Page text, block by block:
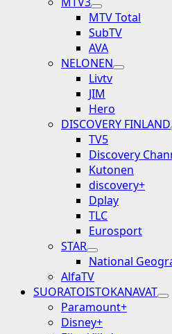
MTV Total
SubTV
AVA
NELONEN
Livtv
JIM
Hero
DISCOVERY FINLAND
TV5
Discovery
Kutonen
discovery+
Dplay
TLC
Eurosport
STAR
National
AlfaTV
SUORATOISTOKANAVAT
Paramount+
Disney+